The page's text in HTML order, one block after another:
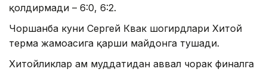
қолдирмади – 6:0, 6:2.
Чоршанба куни Сергей Квак шогирдлари Хитой
терма жамоасига қарши майдонга тушади.
Хитойликлар ҳам муддатидан аввал чорак финалга